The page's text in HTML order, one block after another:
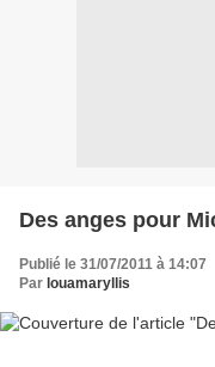
Des anges pour
Publié le 31/07/2011 à 14:07
Par louamaryllis